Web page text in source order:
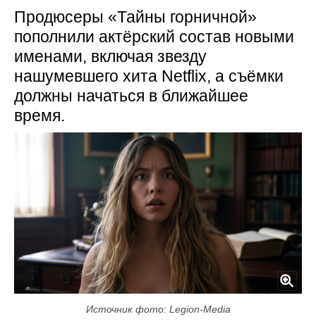
Продюсеры «Тайны горничной»
пополнили актёрский состав новыми
именами, включая звезду
нашумевшего хита Netflix, а съёмки
должны начаться в ближайшее
время.
Источник фото: Legion-Media